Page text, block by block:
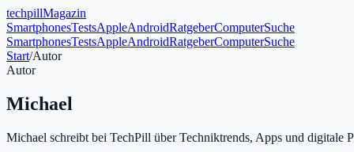
techpillMagazin
SmartphonesTestsAppleAndroidRatgeberComputerSuche
SmartphonesTestsAppleAndroidRatgeberComputerSuche
Start/Autor
Autor
Michael
Michael schreibt bei TechPill über Techniktrends, Apps und digitale